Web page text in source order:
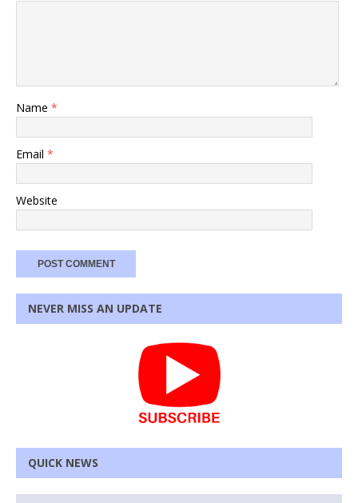
Name *
Email *
Website
NEVER MISS AN UPDATE
QUICK NEWS